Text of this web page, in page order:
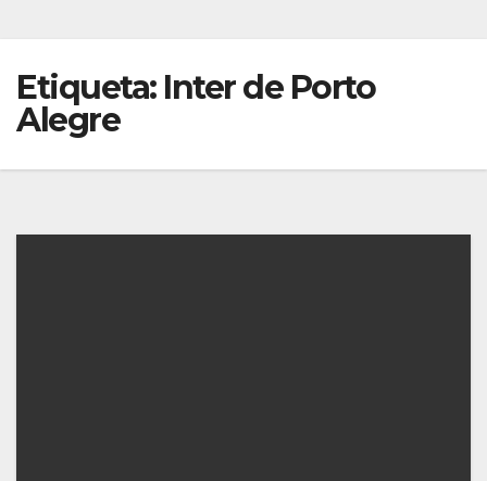
Etiqueta: Inter de Porto
Alegre